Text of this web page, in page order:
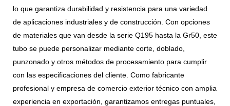
lo que garantiza durabilidad y resistencia para una variedad
de aplicaciones industriales y de construcción. Con opciones
de materiales que van desde la serie Q195 hasta la Gr50, este
tubo se puede personalizar mediante corte, doblado,
punzonado y otros métodos de procesamiento para cumplir
con las especificaciones del cliente. Como fabricante
profesional y empresa de comercio exterior técnico con amplia
experiencia en exportación, garantizamos entregas puntuales,